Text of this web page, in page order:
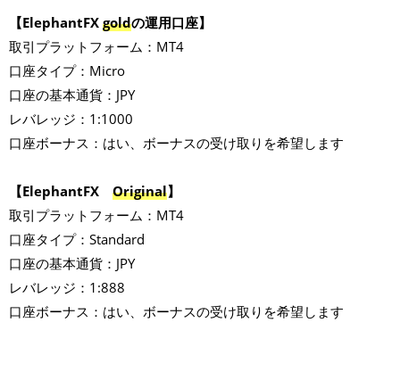
【ElephantFX goldの運用口座】
取引プラットフォーム：MT4
口座タイプ：Micro
口座の基本通貨：JPY
レバレッジ：1:1000
口座ボーナス：はい、ボーナスの受け取りを希望します
【ElephantFX Original】
取引プラットフォーム：MT4
口座タイプ：Standard
口座の基本通貨：JPY
レバレッジ：1:888
口座ボーナス：はい、ボーナスの受け取りを希望します